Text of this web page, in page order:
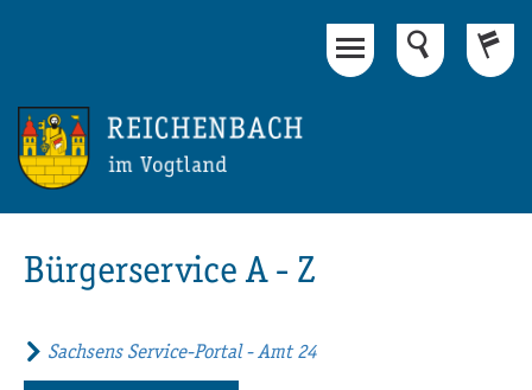
Bürgerservice A - Z
Sachsens Service-Portal - Amt 24